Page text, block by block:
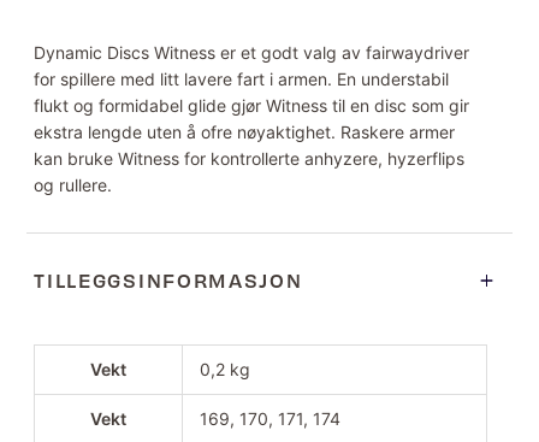
Dynamic Discs Witness er et godt valg av fairwaydriver
for spillere med litt lavere fart i armen. En understabil
flukt og formidabel glide gjør Witness til en disc som gir
ekstra lengde uten å ofre nøyaktighet. Raskere armer
kan bruke Witness for kontrollerte anhyzere, hyzerflips
og rullere.
TILLEGGSINFORMASJON
Vekt 0,2 kg
Vekt 169, 170, 171, 174